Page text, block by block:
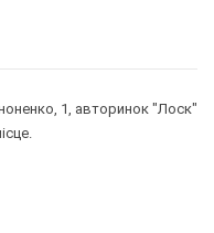
1, авторинок "Лоск"